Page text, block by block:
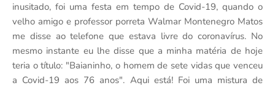
inusitado, foi uma festa em tempo de Covid-19, quando o
velho amigo e professor porreta Walmar Montenegro Matos
me disse ao telefone que estava livre do coronavírus. No
mesmo instante eu lhe disse que a minha matéria de hoje
teria o título: "Baianinho, o homem de sete vidas que venceu
a Covid-19 aos 76 anos". Aqui está! Foi uma mistura de